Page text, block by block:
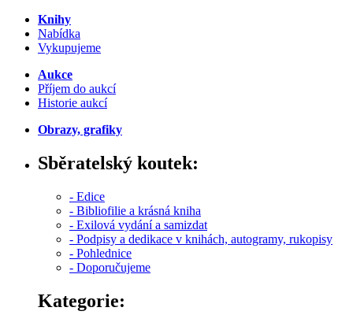
Knihy
Nabídka
Vykupujeme
Aukce
Příjem do aukcí
Historie aukcí
Obrazy, grafiky
Sběratelský koutek:
- Edice
- Bibliofilie a krásná kniha
- Exilová vydání a samizdat
- Podpisy a dedikace v knihách, autogramy, rukopisy
- Pohlednice
- Doporučujeme
Kategorie: